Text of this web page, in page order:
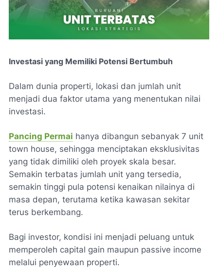
Investasi yang Memiliki Potensi Bertumbuh
Dalam dunia properti, lokasi dan jumlah unit
menjadi dua faktor utama yang menentukan nilai
investasi.
Pancing Permai hanya dibangun sebanyak 7 unit
town house, sehingga menciptakan eksklusivitas
yang tidak dimiliki oleh proyek skala besar.
Semakin terbatas jumlah unit yang tersedia,
semakin tinggi pula potensi kenaikan nilainya di
masa depan, terutama ketika kawasan sekitar
terus berkembang.
Bagi investor, kondisi ini menjadi peluang untuk
memperoleh capital gain maupun passive income
melalui penyewaan properti.